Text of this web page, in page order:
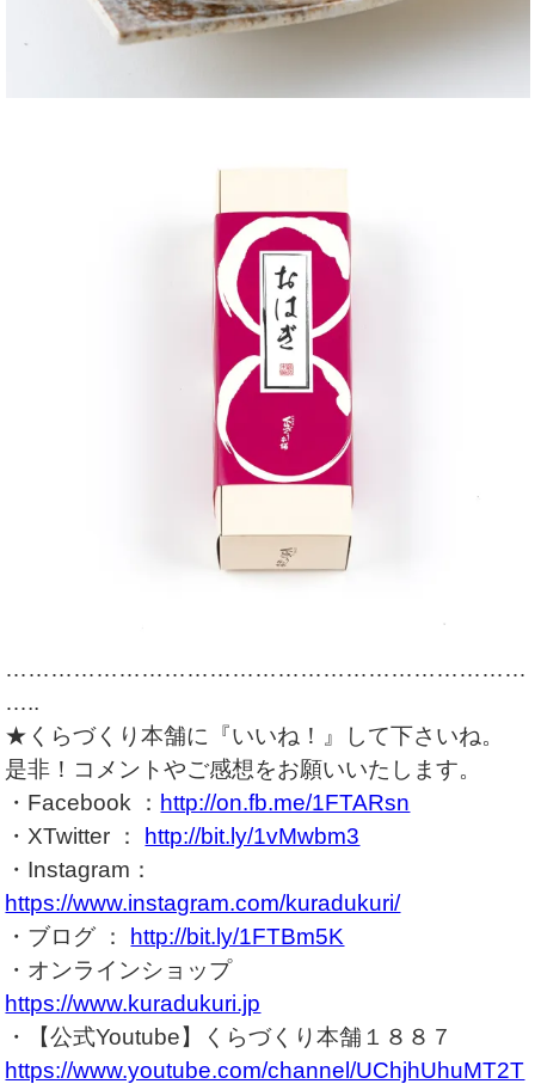
……………………………………………………………
…..
★くらづくり本舗に『いいね！』して下さいね。
是非！コメントやご感想をお願いいたします。
・Facebook ： http://on.fb.me/1FTARsn
・XTwitter ：
http://bit.ly/1vMwbm3
・Instagram：
https://www.instagram.com/kuradukuri/
・ブログ ：
http://bit.ly/1FTBm5K
・オンラインショップ
https://www.kuradukuri.jp
・【公式Youtube】くらづくり本舗１８８７
https://www.youtube.com/channel/UChjhUhuMT2T